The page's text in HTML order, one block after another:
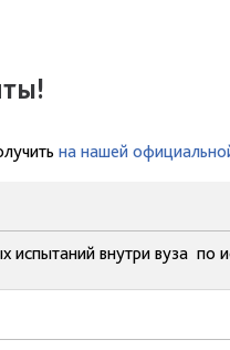
на нашей
испытаний внутри вуза по